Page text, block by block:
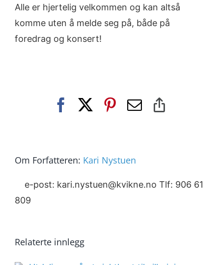
Alle er hjertelig velkommen og kan altså
komme uten å melde seg på, både på
foredrag og konsert!
Facebook Pinterest
E-
Om Forfatteren: Kari Nystuen
e-post: kari.nystuen@kvikne.no Tlf: 906 61
809
Relaterte innlegg